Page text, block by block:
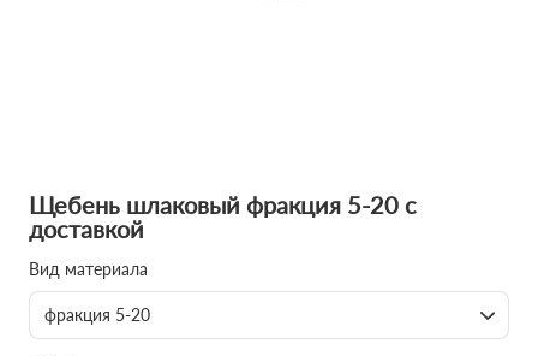
Щебень шлаковый фракция 5-20 с
доставкой
Вид материала
фракция 5-20